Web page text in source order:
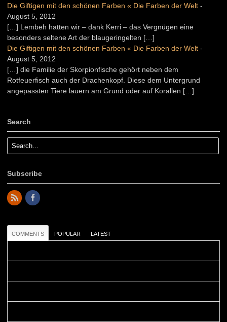
Die Giftigen mit den schönen Farben « Die Farben der Welt -
August 5, 2012
[…] Lembeh hatten wir – dank Kerri – das Vergnügen eine
besonders seltene Art der blaugeringelten […]
Die Giftigen mit den schönen Farben « Die Farben der Welt -
August 5, 2012
[…] die Familie der Skorpionfische gehört neben dem
Rotfeuerfisch auch der Drachenkopf. Diese dem Untergrund
angepassten Tiere lauern am Grund oder auf Korallen […]
Search
Subscribe
COMMENTS POPULAR LATEST